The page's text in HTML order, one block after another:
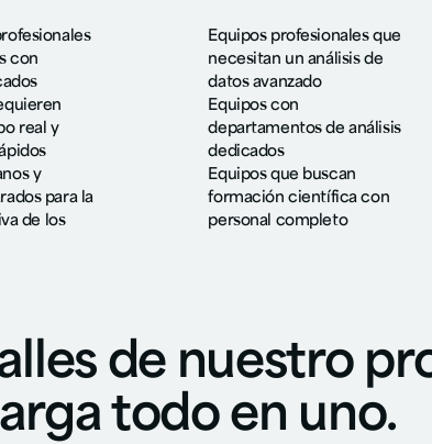
con
real y
y
para la
de los
Equipos profesionales que
necesitan un análisis de
datos avanzado
Equipos con
departamentos de análisis
dedicados
Equipos que buscan
formación científica con
personal completo
de nuestro
todo en uno.